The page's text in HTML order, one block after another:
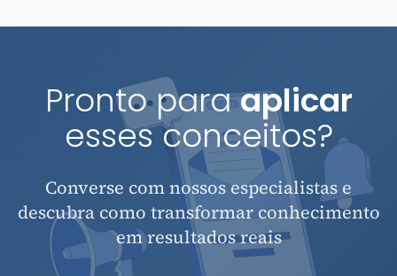
Pronto paraaplicar
esses conceitos?
Converse com nossos especialistas e
descubra como transformar conhecimento
em resultados reais